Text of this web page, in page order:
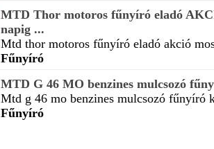
MTD Thor motoros fűnyíró eladó
napig ...
Mtd thor motoros fűnyíró eladó akció
Fűnyíró
MTD G 46 MO benzines mulcsozó
Mtd g 46 mo benzines mulcsozó fűnyíró
Fűnyíró